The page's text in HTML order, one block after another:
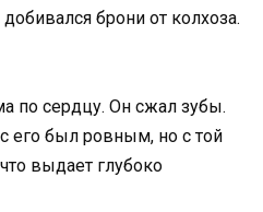
брони от колхоза.
по сердцу. Он сжал зубы.
его был ровным, но с той
выдает глубоко